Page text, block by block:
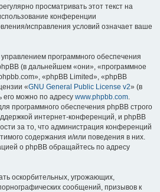
просматривать этот текст на
конференции
исправления условий означает ваше
программного обеспечения
(в дальнейшем «они», «программное
«phpBB Limited», «phpBB
«GNU General Public License v2» (в
можно по адресу www.phpbb.com.
программного обеспечения phpBB строго
интернет-конференций, и phpBB
за то, что администрация конференций
содержания и/или поведения в них.
о phpBB обращайтесь по адресу
оскорбительных, угрожающих,
сообщений, призывов к